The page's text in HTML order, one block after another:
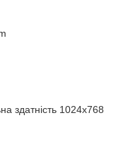
здатність 1024x768